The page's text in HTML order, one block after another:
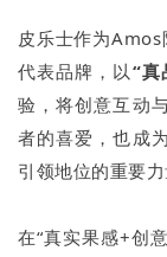
皮乐士作为Amos
代表品牌，以“真
验，将创意互动
者的喜爱，也成
引领地位的重要力
在“真实果感+创